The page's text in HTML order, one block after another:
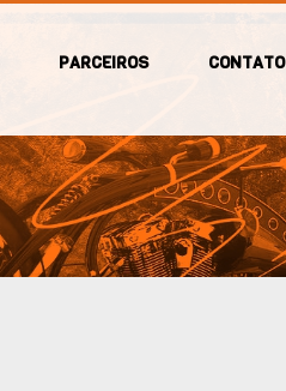
PARCEIROS CONTATO